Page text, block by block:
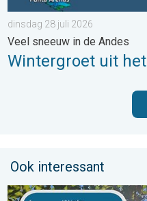
dinsdag 28 juli 2026
Veel sneeuw in de Andes
Wintergroet uit
Ook interessant
Zonkracht blijft hoog.